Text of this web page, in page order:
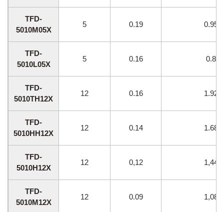
TFD-
5010M05X
5 0.19 0.95
TFD-
5010L05X
5 0.16 0.8
TFD-
5010TH12X
12 0.16 1.92
TFD-
5010HH12X
12 0.14 1.68
TFD-
5010H12X
12 0,12 1,44
TFD-
5010M12X
12 0.09 1,08